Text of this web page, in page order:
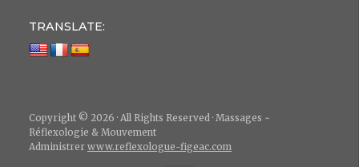
TRANSLATE:
Copyright © 2026 · All Rights Reserved · Massages ~
Réflexologie & Mouvement
Administrer www.reflexologue-figeac.com